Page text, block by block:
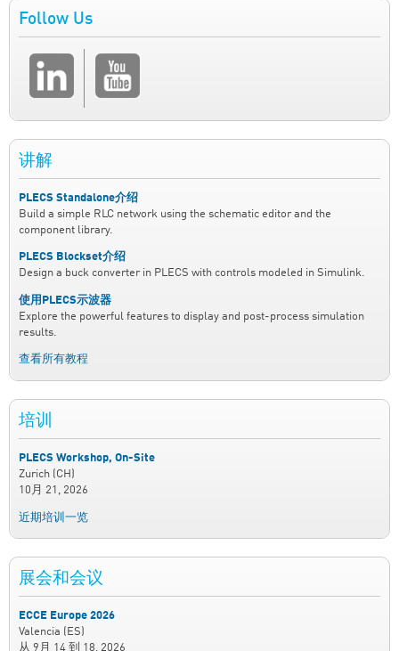
Follow Us
讲解
PLECS Standalone介绍
Build a simple RLC network using the schematic editor and the
component library.
PLECS Blockset介绍
Design a buck converter in PLECS with controls modeled in Simulink.
使用PLECS示波器
Explore the powerful features to display and post-process simulation
results.
查看所有教程
培训
PLECS Workshop, On-Site
Zurich (CH)
10月 21, 2026
近期培训一览
展会和会议
ECCE Europe 2026
Valencia (ES)
从 9月 14 到 18, 2026